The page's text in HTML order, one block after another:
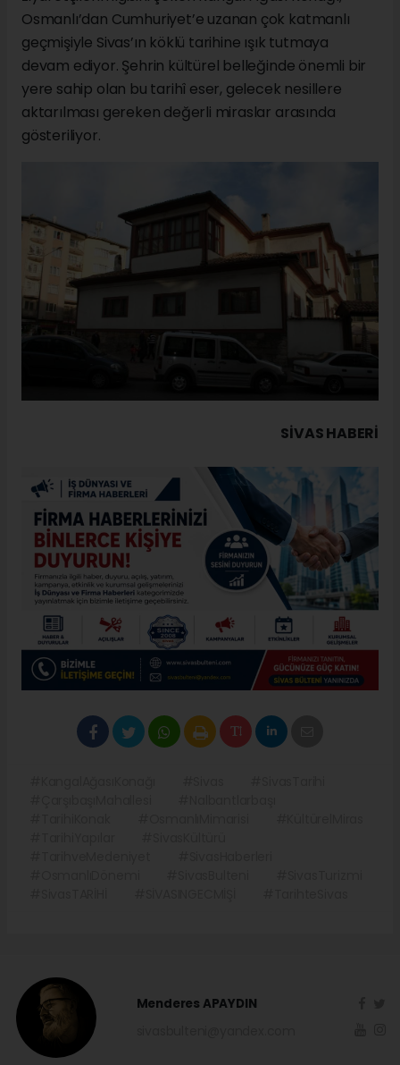
Osmanlı’dan Cumhuriyet’e uzanan çok katmanlı
geçmişiyle Sivas’ın köklü tarihine ışık tutmaya
devam ediyor. Şehrin kültürel belleğinde önemli bir
yere sahip olan bu tarihî eser, gelecek nesillere
aktarılması gereken değerli miraslar arasında
gösteriliyor.
SIVAS HABERİ
Menderes APAYDIN